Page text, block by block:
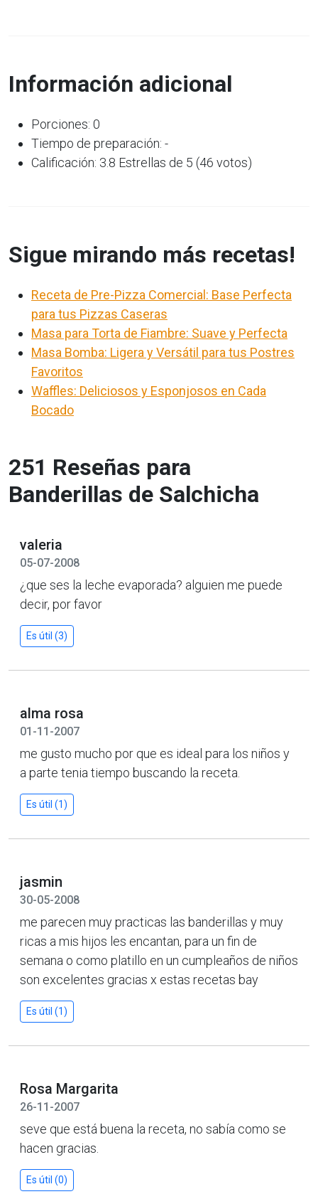
Información adicional
Porciones: 0
Tiempo de preparación: -
Calificación: 3.8 Estrellas de 5 (46 votos)
Sigue mirando más recetas!
Receta de Pre-Pizza Comercial: Base Perfecta
para tus Pizzas Caseras
Masa para Torta de Fiambre: Suave y Perfecta
Masa Bomba: Ligera y Versátil para tus Postres
Favoritos
Waffles: Deliciosos y Esponjosos en Cada
Bocado
251 Reseñas para
Banderillas de Salchicha
valeria
05-07-2008
¿que ses la leche evaporada? alguien me puede
decir, por favor
Es útil (3)
alma rosa
01-11-2007
me gusto mucho por que es ideal para los niños y
a parte tenia tiempo buscando la receta.
Es útil (1)
jasmin
30-05-2008
me parecen muy practicas las banderillas y muy
ricas a mis hijos les encantan, para un fin de
semana o como platillo en un cumpleaños de niños
son excelentes gracias x estas recetas bay
Es útil (1)
Rosa Margarita
26-11-2007
seve que está buena la receta, no sabía como se
hacen gracias.
Es útil (0)